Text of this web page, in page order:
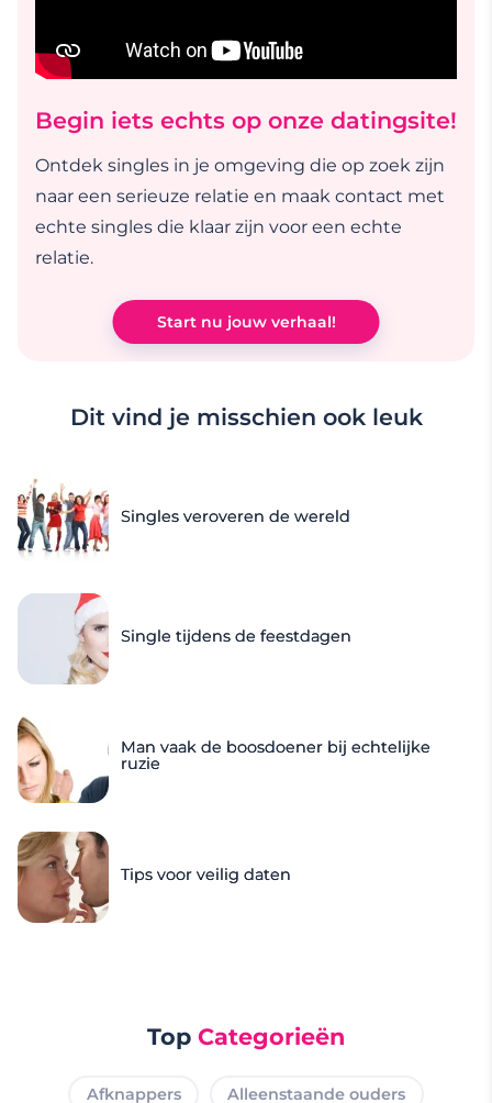
Begin iets echts op onze datingsite!
Ontdek singles in je omgeving die op zoek zijn
naar een serieuze relatie en maak contact met
echte singles die klaar zijn voor een echte
relatie.
Start nu jouw verhaal!
Dit vind je misschien ook leuk
Singles veroveren de wereld
Single tijdens de feestdagen
Man vaak de boosdoener bij echtelijke
ruzie
Tips voor veilig daten
Top Categorieën
Afknappers Alleenstaande ouders